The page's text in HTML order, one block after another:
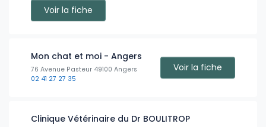
Voir la fiche
Mon chat et moi - Angers
76 Avenue Pasteur 49100 Angers
02 41 27 27 35
Voir la fiche
Clinique Vétérinaire du Dr BOULITROP